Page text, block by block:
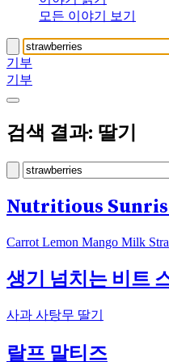
모든 이야기 보기
기부
기부
검색 결과: 딸기
Nutritious
Carrot Lemon Mango Milk
생기 넘치는 비트
사과 사탕무 딸기
랄프 말티즈